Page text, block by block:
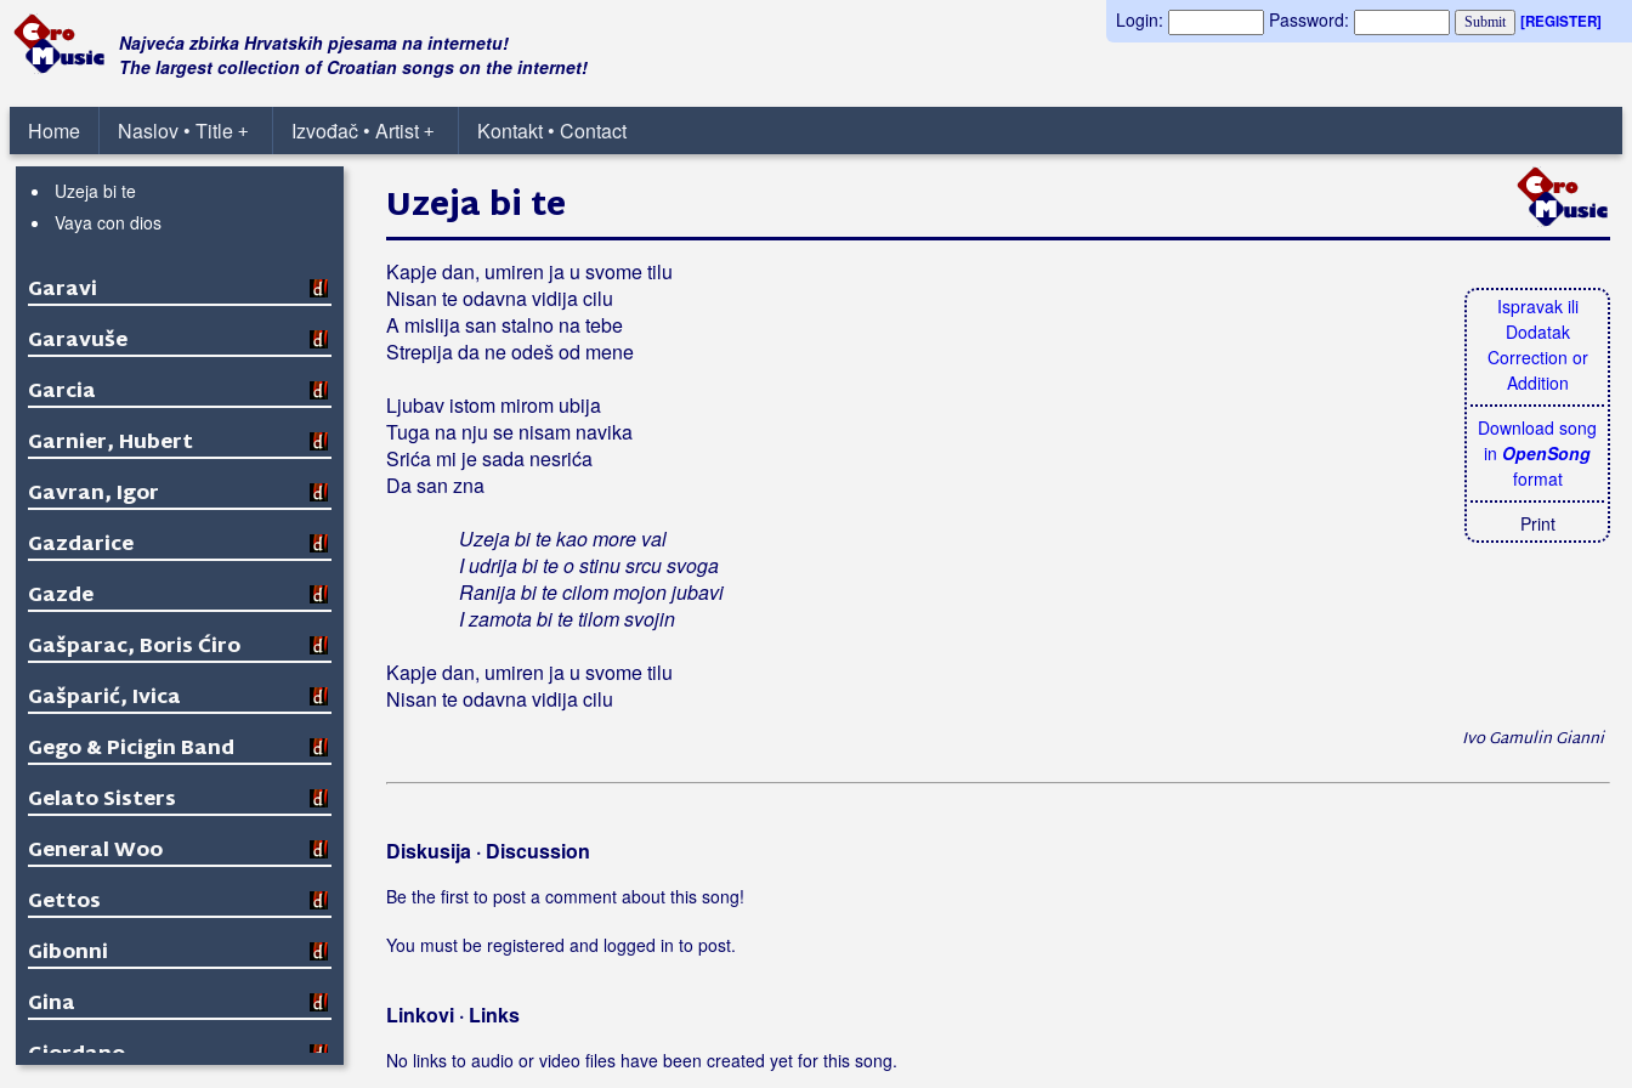
Login: Password: [REGISTER]
Najveća zbirka Hrvatskih pjesama na internetu!
The largest collection of Croatian songs on the internet!
Home +
Naslov • Title +
Izvođač • Artist Kontakt • Contact
Mama
Molitva
Pijesak vremena
Usamljena ruža
Uzeja bi te
Vaya con dios
Garavi
Garavuše
Garcia
Garnier, Hubert
Gavran, Igor
Gazdarice
Gazde
Gašparac, Boris Ćiro
Gašparić, Ivica
Gego & Picigin Band
Gelato Sisters
General Woo
Gettos
Gibonni
Gina
Giordano
Ispravak ili
Dodatak
Correction or
Addition
Download song
in OpenSong
format
Print
Uzeja bi te
Kapje dan, umiren ja u svome tilu
Nisan te odavna vidija cilu
A mislija san stalno na tebe
Strepija da ne odeš od mene
Ljubav istom mirom ubija
Tuga na nju se nisam navika
Srića mi je sada nesrića
Da san zna
Uzeja bi te kao more val
I udrija bi te o stinu srcu svoga
Ranija bi te cilom mojon jubavi
I zamota bi te tilom svojin
Kapje dan, umiren ja u svome tilu
Nisan te odavna vidija cilu
Ivo Gamulin Gianni
Diskusija · Discussion
Be the first to post a comment about this song!
You must be registered and logged in to post.
Linkovi · Links
No links to audio or video files have been created yet for this song.